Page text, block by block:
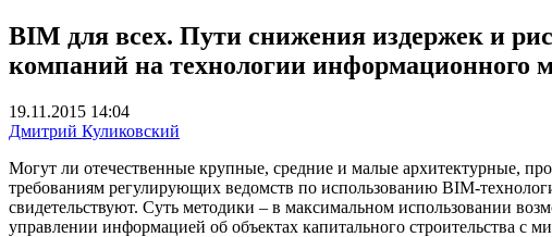
BIM для всех. Пути снижения издержек и
компаний на технологии информационного
19.11.2015 14:04
Дмитрий Куликовский
Могут ли отечественные крупные, средние и малые архитектурные,
требованиям регулирующих ведомств по использованию BIM-
свидетельствуют. Суть методики – в максимальном использовании
управлении информацией об объектах капитального строительства с